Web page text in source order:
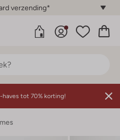
verzending*
haves tot 70% korting!